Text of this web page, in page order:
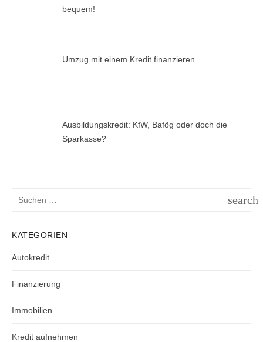
bequem!
Umzug mit einem Kredit finanzieren
Ausbildungskredit: KfW, Bafög oder doch die
Sparkasse?
search
KATEGORIEN
Autokredit
Finanzierung
Immobilien
Kredit aufnehmen